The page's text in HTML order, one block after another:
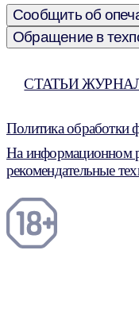
Сообщить об
Обращение в
СТАТЬИ
Политика обработки
На информационном
рекомендательные